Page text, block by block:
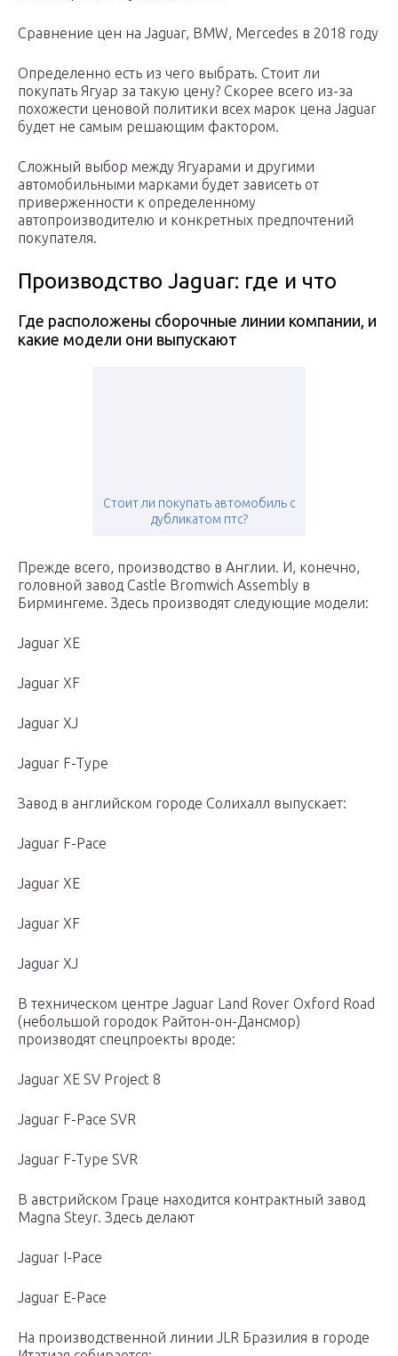
Сравнение цен на Jaguar, BMW, Mercedes в 2018 году
Определенно есть из чего выбрать. Стоит ли
покупать Ягуар за такую цену? Скорее всего из-за
похожести ценовой политики всех марок цена Jaguar
будет не самым решающим фактором.
Сложный выбор между Ягуарами и другими
автомобильными марками будет зависеть от
приверженности к определенному
автопроизводителю и конкретных предпочтений
покупателя.
Производство Jaguar: где и что
Где расположены сборочные линии компании, и
какие модели они выпускают
Стоит ли покупать автомобиль с
дубликатом птс?
Прежде всего, производство в Англии. И, конечно,
головной завод Castle Bromwich Assembly в
Бирмингеме. Здесь производят следующие модели:
Jaguar XE
Jaguar XF
Jaguar XJ
Jaguar F-Type
Завод в английском городе Солихалл выпускает:
Jaguar F-Pace
Jaguar XE
Jaguar XF
Jaguar XJ
В техническом центре Jaguar Land Rover Oxford Road
(небольшой городок Райтон-он-Дансмор)
производят спецпроекты вроде:
Jaguar XE SV Project 8
Jaguar F-Pace SVR
Jaguar F-Type SVR
В австрийском Граце находится контрактный завод
Magna Steyr. Здесь делают
Jaguar I-Pace
Jaguar E-Pace
На производственной линии JLR Бразилия в городе